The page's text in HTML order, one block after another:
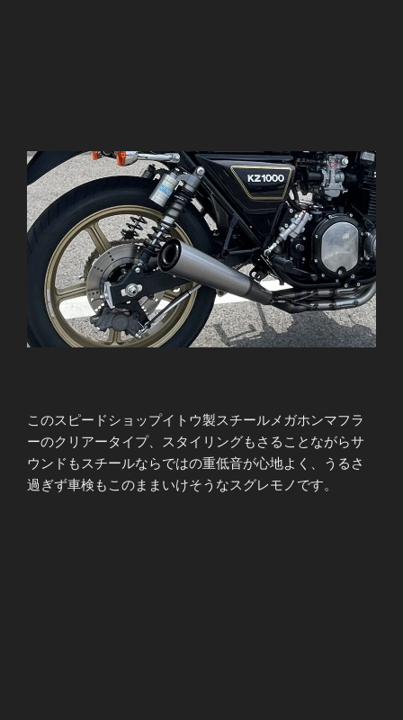
このスピードショップイトウ製スチールメガホンマフラ
ーのクリアータイプ、スタイリングもさることながらサ
ウンドもスチールならではの重低音が心地よく、うるさ
過ぎず車検もこのままいけそうなスグレモノです。